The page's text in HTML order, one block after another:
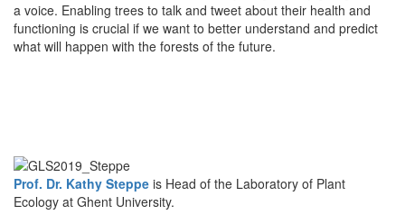
a voice. Enabling trees to talk and tweet about their health and
functioning is crucial if we want to better understand and predict
what will happen with the forests of the future.
Prof. Dr. Kathy Steppe is Head of the Laboratory of Plant
Ecology at Ghent University.